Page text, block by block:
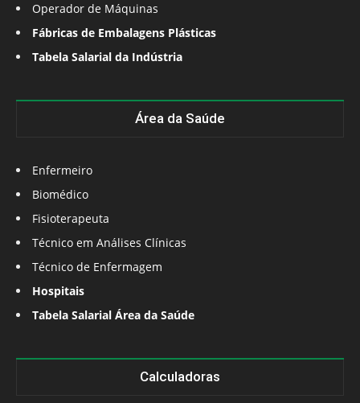
Operador de Máquinas
Fábricas de Embalagens Plásticas
Tabela Salarial da Indústria
Área da Saúde
Enfermeiro
Biomédico
Fisioterapeuta
Técnico em Análises Clínicas
Técnico de Enfermagem
Hospitais
Tabela Salarial Área da Saúde
Calculadoras